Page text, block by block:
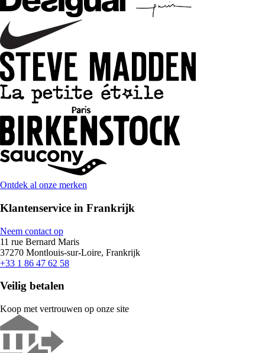
Ontdek al onze merken
Klantenservice in Frankrijk
Neem contact op
11 rue Bernard Maris
37270 Montlouis-sur-Loire, Frankrijk
+33 1 86 47 62 58
Veilig betalen
Koop met vertrouwen op onze site